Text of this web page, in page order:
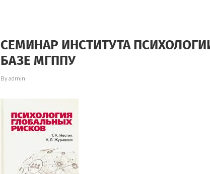
ИНФОРМАЦИОННЫХ
РЕСУРСОВ
ПРЕЗИДЕНТСКОЙ
БИБЛИОТЕКИ
СЕМИНАР ИНСТИТУТА
БАЗЕ МГППУ
Byadmin